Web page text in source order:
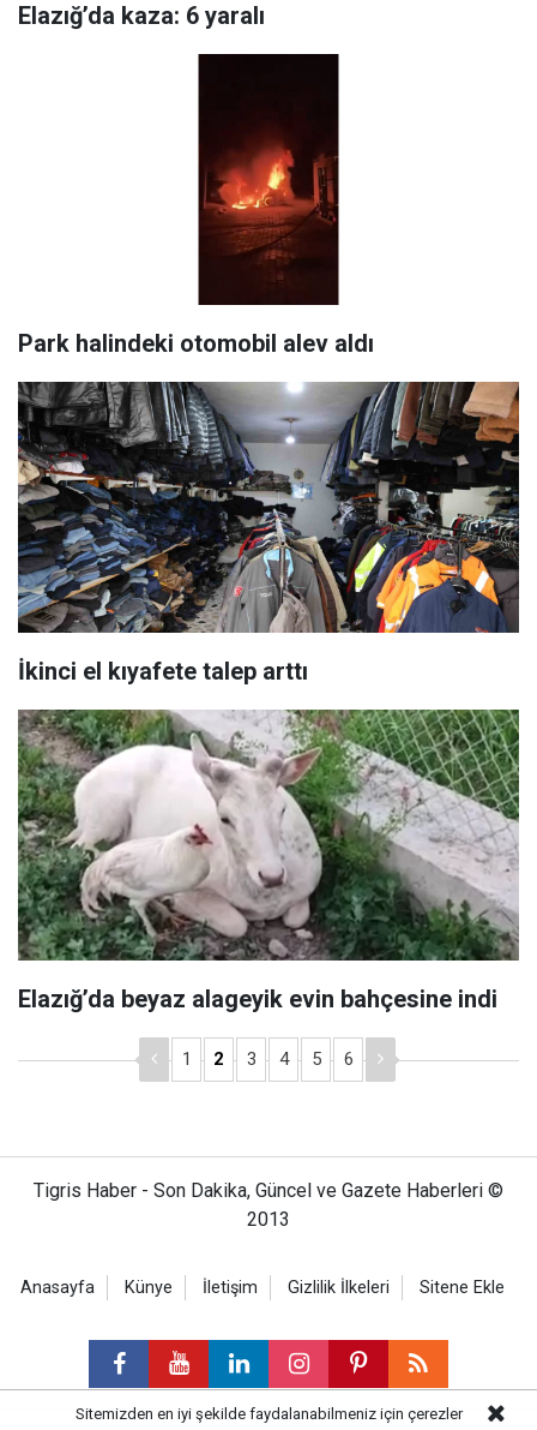
Elazığ’da kaza: 6 yaralı
Park halindeki otomobil alev aldı
İkinci el kıyafete talep arttı
Elazığ’da beyaz alageyik evin bahçesine indi
1 2 3 4 5 6
Tigris Haber - Son Dakika, Güncel ve Gazete Haberleri ©
2013
Anasayfa Künye İletişim Gizlilik İlkeleri Sitene Ekle
Sitemizden en iyi şekilde faydalanabilmeniz için çerezler